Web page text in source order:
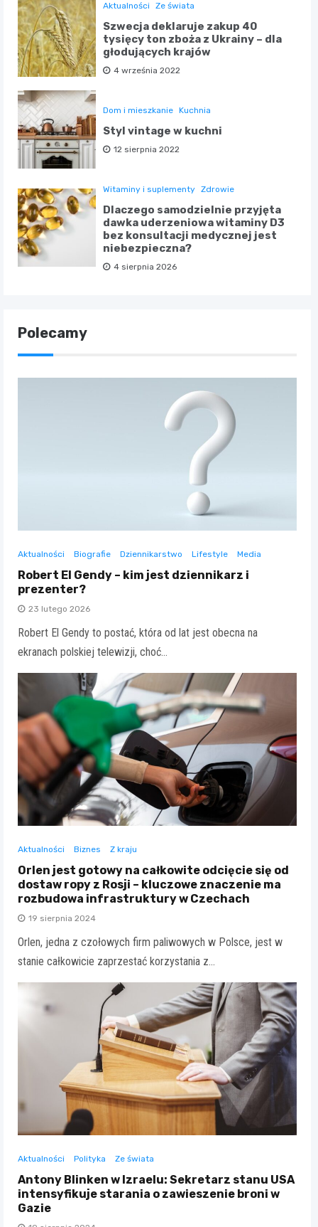
Aktualności Ze świata
Szwecja deklaruje zakup 40
tysięcy ton zboża z Ukrainy – dla
głodujących krajów
4 września 2022
Dom i mieszkanie Kuchnia
Styl vintage w kuchni
12 sierpnia 2022
Witaminy i suplementy Zdrowie
Dlaczego samodzielnie przyjęta
dawka uderzeniowa witaminy D3
bez konsultacji medycznej jest
niebezpieczna?
4 sierpnia 2026
Polecamy
Aktualności Biografie Dziennikarstwo Lifestyle Media
Robert El Gendy – kim jest dziennikarz i
prezenter?
23 lutego 2026
Robert El Gendy to postać, która od lat jest obecna na
ekranach polskiej telewizji, choć…
Aktualności Biznes Z kraju
Orlen jest gotowy na całkowite odcięcie się od
dostaw ropy z Rosji – kluczowe znaczenie ma
rozbudowa infrastruktury w Czechach
19 sierpnia 2024
Orlen, jedna z czołowych firm paliwowych w Polsce, jest w
stanie całkowicie zaprzestać korzystania z…
Aktualności Polityka Ze świata
Antony Blinken w Izraelu: Sekretarz stanu USA
intensyfikuje starania o zawieszenie broni w
Gazie